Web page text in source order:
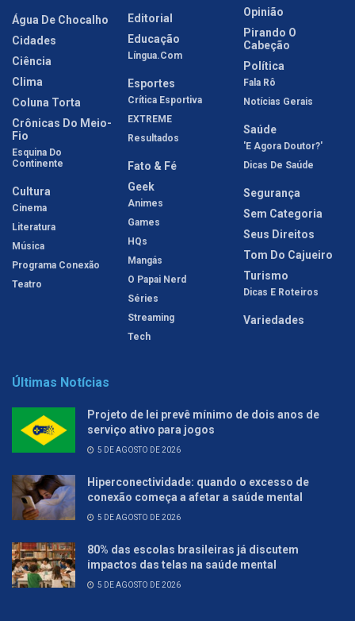
Água De Chocalho
Cidades
Ciência
Clima
Coluna Torta
Crônicas Do Meio-
Fio
Esquina Do
Continente
Cultura
Cinema
Literatura
Música
Programa Conexão
Teatro
Editorial
Educação
Língua.com
Esportes
Crítica Esportiva
EXTREME
Resultados
Fato & Fé
Geek
Animes
Games
HQs
Mangás
O Papai Nerd
Séries
Streaming
Tech
Opinião
Pirando O
Cabeção
Política
Fala Rô
Notícias Gerais
Saúde
'E Agora Doutor?'
Dicas De Saúde
Segurança
Sem Categoria
Seus Direitos
Tom Do Cajueiro
Turismo
Dicas E Roteiros
Variedades
Últimas Notícias
Projeto de lei prevê mínimo de dois anos de
serviço ativo para jogos
5 DE AGOSTO DE 2026
Hiperconectividade: quando o excesso de
conexão começa a afetar a saúde mental
5 DE AGOSTO DE 2026
80% das escolas brasileiras já discutem
impactos das telas na saúde mental
5 DE AGOSTO DE 2026